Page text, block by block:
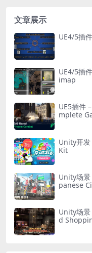
文章展示
UE4/5插
UE4/5插
imap
UE5插件
mplete
Unity开
Kit
Unity场景
panese
Unity场景
d